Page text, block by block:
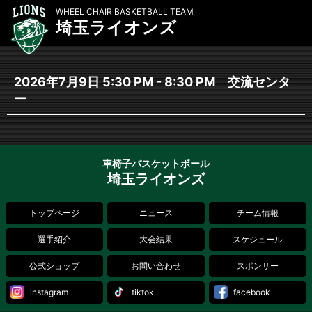
WHEEL CHAIR BASKETBALL TEAM
埼玉ライオンズ
2026年7月9日 5:30 PM - 8:30 PM 交流センタ
ー
車椅子バスケットボール
埼玉ライオンズ
トップページ ニュース チーム情報
選手紹介 大会結果 スケジュール
公式ショップ お問い合わせ スポンサー
instagram tiktok facebook